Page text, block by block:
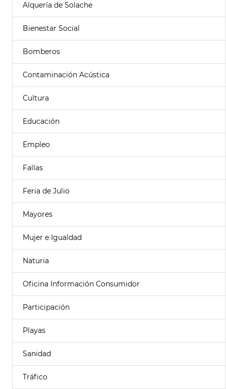
Alquería de Solache
Bienestar Social
Bomberos
Contaminación Acústica
Cultura
Educación
Empleo
Fallas
Feria de Julio
Mayores
Mujer e Igualdad
Naturia
Oficina Información Consumidor
Participación
Playas
Sanidad
Tráfico